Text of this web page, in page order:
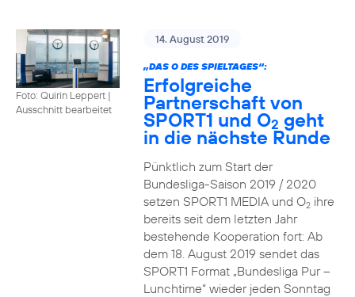
Foto: Quirin Leppert |
Ausschnitt bearbeitet
14. August 2019
„DAS O DES SPIELTAGES“:
Erfolgreiche
Partnerschaft von
SPORT1 und O2 geht
in die nächste Runde
Pünktlich zum Start der
Bundesliga-Saison 2019 / 2020
setzen SPORT1 MEDIA und O2ihre
bereits seit dem letzten Jahr
bestehende Kooperation fort: Ab
dem 18. August 2019 sendet das
SPORT1 Format „Bundesliga Pur –
Lunchtime“ wieder jeden Sonntag